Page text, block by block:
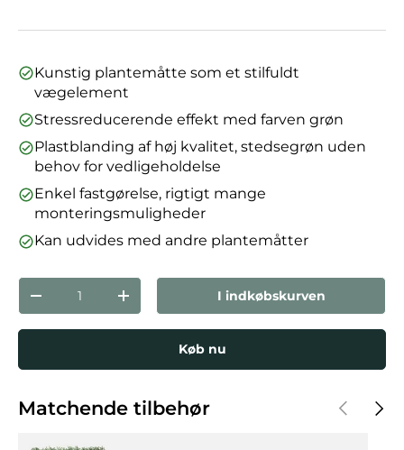
Kunstig plantemåtte som et stilfuldt
vægelement
Stressreducerende effekt med farven grøn
Plastblanding af høj kvalitet, stedsegrøn uden
behov for vedligeholdelse
Enkel fastgørelse, rigtigt mange
monteringsmuligheder
Kan udvides med andre plantemåtter
Antal
Reducer mængdenForøg mængdenI indkøbskurven
Køb nu
Matchende tilbehør Forrige